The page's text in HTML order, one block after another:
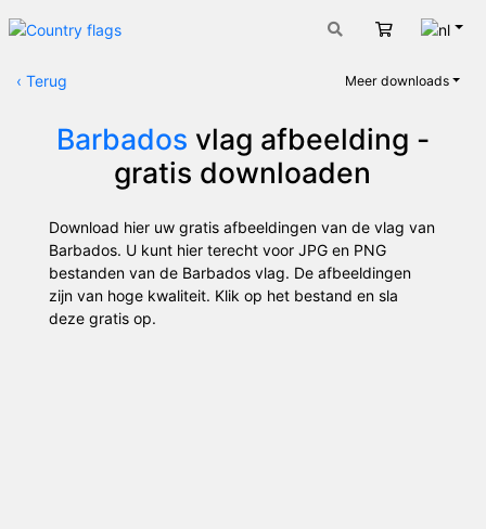
Winkelwagen
‹ Terug Meer downloads
Barbados vlag afbeelding -
gratis downloaden
Download hier uw gratis afbeeldingen van de vlag van
Barbados. U kunt hier terecht voor JPG en PNG
bestanden van de Barbados vlag. De afbeeldingen
zijn van hoge kwaliteit. Klik op het bestand en sla
deze gratis op.